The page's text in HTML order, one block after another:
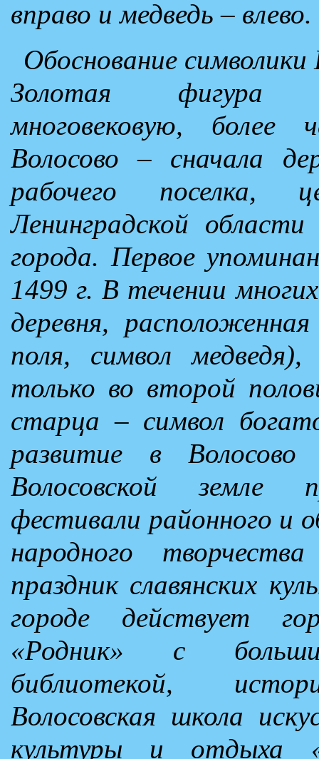
вправо и медведь –
Обоснование
Золотая фигура
многовековую,
Волосово – сначала
рабочего поселка,
Ленинградской
города. Первое
1499 г. В течении
деревня,
поля, символ
только во второй
старца – символ
развитие в Волосово
Волосовской земле
фестивали районного и
народного
праздник славянских
городе действует
«Родник» с
библиотекой,
Волосовская школа
культуры и отдыха